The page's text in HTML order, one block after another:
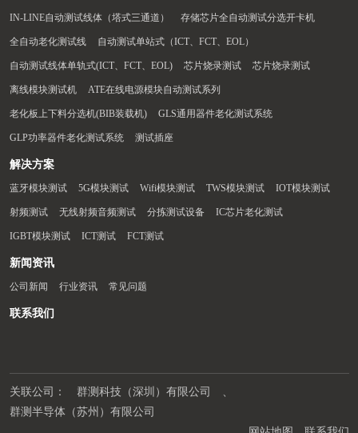
IN-LINE自动测试线体（塔式三通道） 存储芯片全自动测试分选开卡机
全自动老化测试线 自动测试单站式（ICT、FCT、EOL）
自动测试线体单轨式(ICT、FCT、EOL) 芯片烧录测试 芯片烧录测试
离线模块测试机 ATE在线电源模块自动测试系列
老化板上下料分选机(BIB装载机) GLS通用器件老化测试系统
GLP功率器件老化测试系统 测试插座
解决方案
蓝牙模块测试 5G模块测试 Wifi模块测试 TWS模块测试 IOT模块测试
射频测试 无线射频音频测试 分拣测试设备 IC芯片老化测试
IGBT模块测试 ICT测试 FCT测试
新闻资讯
公司新闻 行业资讯 常见问题
联系我们
关联公司： 群测科技（深圳）有限公司
、
群测半导体（苏州）有限公司